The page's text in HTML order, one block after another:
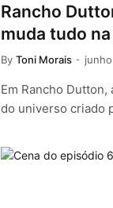
Rancho
muda tudo
By Toni Morais
Em Rancho
do universo criado